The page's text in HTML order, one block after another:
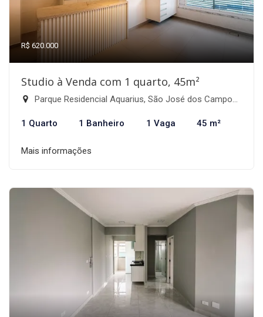
R$ 620.000
Studio à Venda com 1 quarto, 45m²
Parque Residencial Aquarius, São José dos Campos-SP
1 Quarto 1 Banheiro 1 Vaga 45 m²
Mais informações